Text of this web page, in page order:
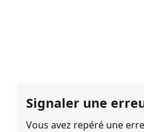
Signaler une
Vous avez repéré une